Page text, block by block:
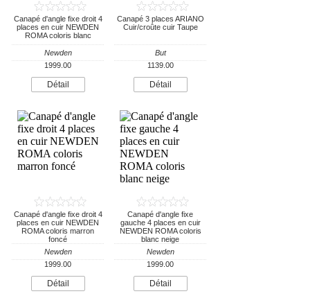
Canapé d'angle fixe droit 4
places en cuir NEWDEN
ROMA coloris blanc
Newden
1999.00
Détail
Canapé 3 places ARIANO
Cuir/croûte cuir Taupe
But
1139.00
Détail
Canapé d'angle fixe droit 4
places en cuir NEWDEN
ROMA coloris marron
foncé
Newden
1999.00
Détail
Canapé d'angle fixe
gauche 4 places en cuir
NEWDEN ROMA coloris
blanc neige
Newden
1999.00
Détail